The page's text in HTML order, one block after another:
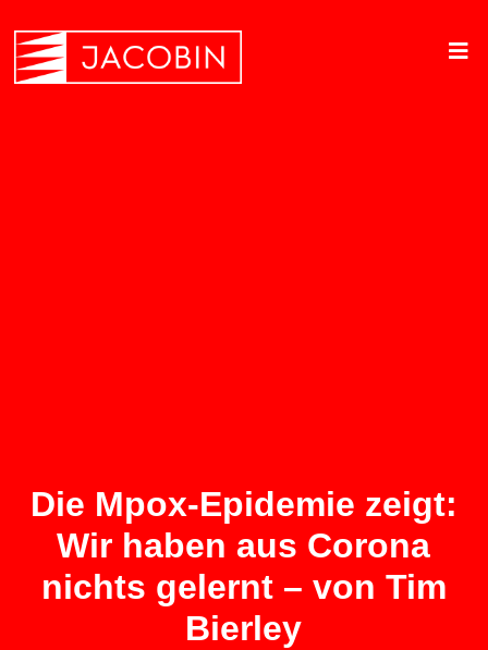
Die Mpox-Epidemie zeigt:
Wir haben aus Corona
nichts gelernt – von Tim
Bierley